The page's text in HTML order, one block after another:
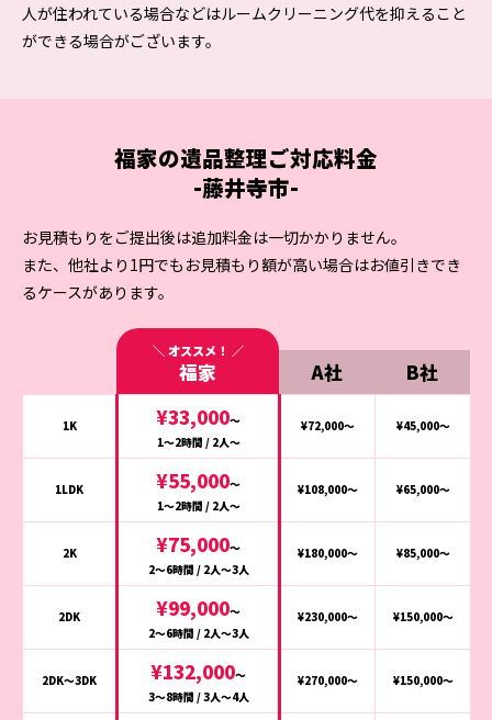
人が住われている場合などはルームクリーニング代を抑えること
ができる場合がございます。
福家の遺品整理ご対応料金
-藤井寺市-
お見積もりをご提出後は追加料金は一切かかりません。
また、他社より1円でもお見積もり額が高い場合はお値引きでき
るケースがあります。
福家 A社 B社
1K ¥33,000〜
1〜2時間 / 2人〜
¥72,000〜 ¥45,000〜
1LDK ¥55,000〜
1〜2時間 / 2人〜
¥108,000〜 ¥65,000〜
2K ¥75,000〜
2〜6時間 / 2人〜3人
¥180,000〜 ¥85,000〜
2DK ¥99,000〜
2〜6時間 / 2人〜3人
¥230,000〜 ¥150,000〜
2DK～3DK ¥132,000〜
3〜8時間 / 3人〜4人
¥270,000〜 ¥150,000〜